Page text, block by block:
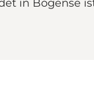
in